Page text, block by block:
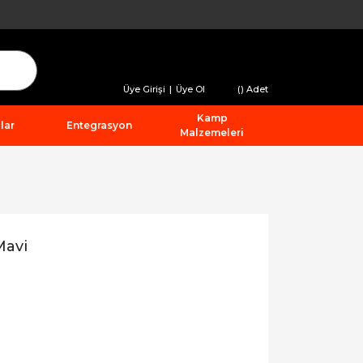
Üye Girişi | Üye Ol () Adet
Entegrasyon
Kamp
Malzemeleri